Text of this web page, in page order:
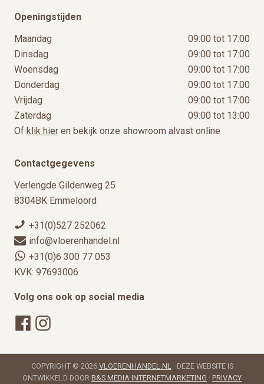
Openingstijden
Maandag
09:00 tot 17:00
Dinsdag
09:00 tot 17:00
Woensdag
09:00 tot 17:00
Donderdag
09:00 tot 17:00
Vrijdag
09:00 tot 17:00
Zaterdag
09:00 tot 13:00
Of klik hier en bekijk onze showroom alvast online
Contactgegevens
Verlengde Gildenweg 25
8304BK Emmeloord
+31(0)527 252062
info@vloerenhandel.nl
+31(0)6 300 77 053
KVK: 97693006
Volg ons ook op social media
COPYRIGHT © 2026 VLOERENHANDEL.NL· DEZE WEBSITE IS
ONTWIKKELD DOOR B&S MEDIA INTERNETMARKETING · PRIVACY